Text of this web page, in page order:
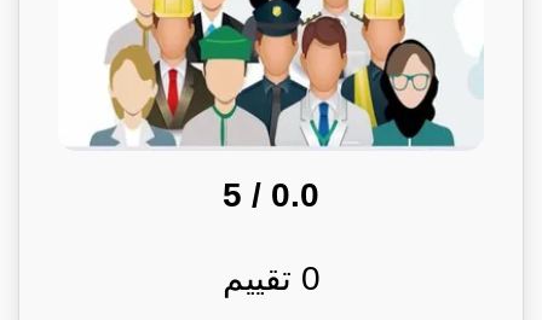
0.0
/ 5
0 تقييم